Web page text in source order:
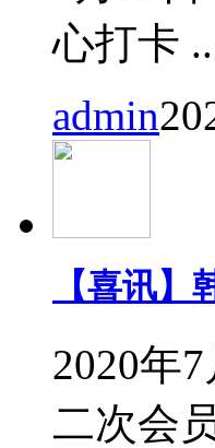
心打卡
admin
【喜讯
2020年
二次会